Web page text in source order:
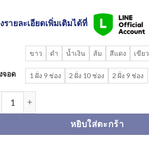
รายละเอียดเพิ่มเติมได้ที่
ขาว ดำ น้ำเงิน ส้ม สีแดง เขียว
จอด 1 ฝั่ง 9 ช่อง 2 ฝั่ง 10 ช่อง 2 ฝั่ง 9 ช่อง
หยิบใส่ตะกร้า